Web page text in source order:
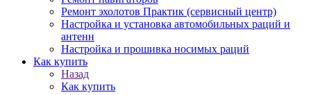
Ремонт эхолотов Практик (сервисный центр)
Настройка и установка автомобильных раций и
антенн
Настройка и прошивка носимых раций
Как купить
Назад
Как купить